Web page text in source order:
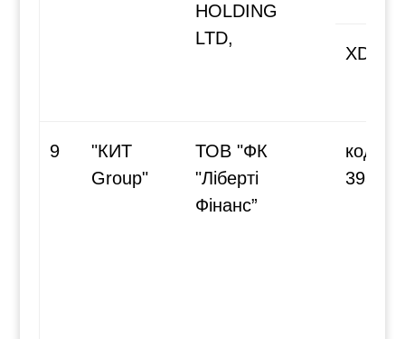
HOLDING
LTD,
9
"КИТ
Group"
ТОВ "ФК
"Ліберті
Фінанс”
код